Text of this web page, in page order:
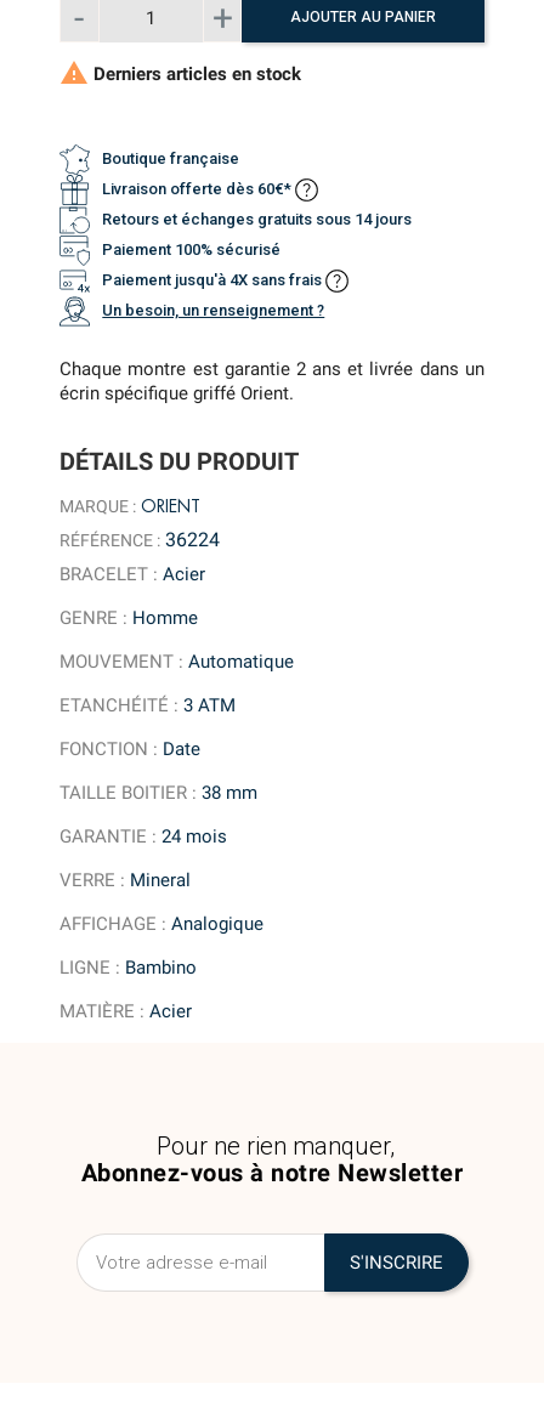
DÉTAILS DU PRODUIT
MARQUE : ORIENT
RÉFÉRENCE : 36224
BRACELET :Acier
GENRE : Homme
MOUVEMENT :Automatique
ETANCHÉITÉ :3 ATM
FONCTION : Date
TAILLE BOITIER :38 mm
GARANTIE :24 mois
VERRE : Mineral
AFFICHAGE :Analogique
LIGNE : Bambino
MATIÈRE :Acier
AJOUTER AU PANIER
 Derniers articles en stock
Boutique française
Livraison offerte dès 60€*
Retours et échanges gratuits sous 14 jours
Paiement 100% sécurisé
Paiement jusqu'à 4X sans frais
Un besoin, un renseignement ?
Chaque montre est garantie 2 ans et livrée dans un
écrin spécifique griffé Orient.
Abonnez-vous à notre Newsletter
Pour ne rien manquer,